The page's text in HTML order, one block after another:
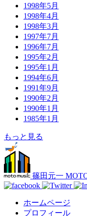
1998年5月
1998年4月
1998年3月
1997年7月
1996年7月
1995年2月
1995年1月
1994年6月
1991年9月
1990年2月
1990年1月
1985年1月
もっと見る
篠田元一
ホームページ
プロフィール